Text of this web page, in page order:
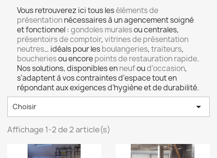
Vous retrouverez ici tous leséléments de
présentationnécessaires à un agencement soigné
et fonctionnel : gondoles muralesou centrales,
présentoirs de comptoir,vitrines de présentation
neutres… idéals pour lesboulangeries,traiteurs,
boucheriesou encorepoints de restauration rapide.
Nos solutions, disponibles enneufoud’occasion,
s’adaptent à vos contraintes d’espace tout en
répondant aux exigences d’hygiène et de durabilité.
Choisir 
Affichage 1-2 de 2 article(s)